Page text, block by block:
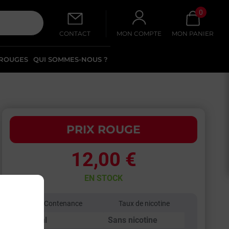
CONTACT
QUI SOMMES-NOUS ?
MON COMPTE
0
MON PANIER
PRIX ROUGE
12,00 €
EN STOCK
Contenance Taux de nicotine